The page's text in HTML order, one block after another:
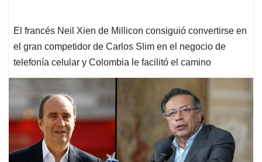
El francés Neil Xien de Millicon consiguió convertirse en
el gran competidor de Carlos Slim en el negocio de
telefonía celular y Colombia le facilitó el camino